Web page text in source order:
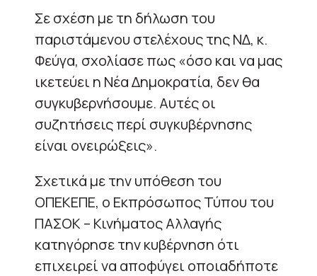
Σε σχέση με τη δήλωση του
παριστάμενου στελέχους της ΝΔ, κ.
Φεύγα, σχολίασε πως «όσο και να μας
ικετεύει η Νέα Δημοκρατία, δεν θα
συγκυβερνήσουμε. Αυτές οι
συζητήσεις περί συγκυβέρνησης
είναι ονειρώξεις».
Σχετικά με την υπόθεση του
ΟΠΕΚΕΠΕ, ο Εκπρόσωπος Τύπου του
ΠΑΣΟΚ – Κινήματος Αλλαγής
κατηγόρησε την κυβέρνηση ότι
επιχειρεί να αποφύγει οποιαδήποτε